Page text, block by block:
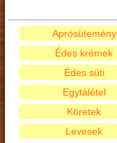
Aprósütemény
Édes krémek
Édes süti
Egytálétel
Köretek
Levesek